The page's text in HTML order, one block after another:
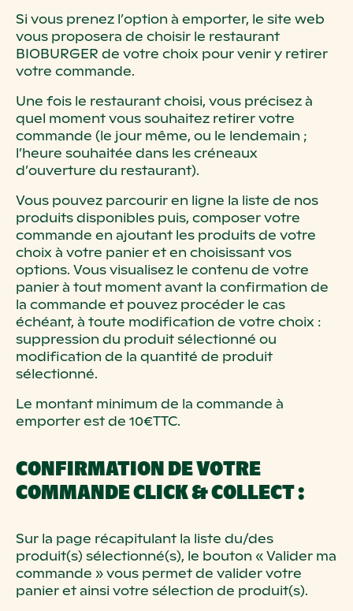
Si vous prenez l’option à emporter, le site web
vous proposera de choisir le restaurant
BIOBURGER de votre choix pour venir y retirer
votre commande.
Une fois le restaurant choisi, vous précisez à
quel moment vous souhaitez retirer votre
commande (le jour même, ou le lendemain ;
l’heure souhaitée dans les créneaux
d’ouverture du restaurant).
Vous pouvez parcourir en ligne la liste de nos
produits disponibles puis, composer votre
commande en ajoutant les produits de votre
choix à votre panier et en choisissant vos
options. Vous visualisez le contenu de votre
panier à tout moment avant la confirmation de
la commande et pouvez procéder le cas
échéant, à toute modification de votre choix :
suppression du produit sélectionné ou
modification de la quantité de produit
sélectionné.
Le montant minimum de la commande à
emporter est de 10€TTC.
CONFIRMATION DE VOTRE
COMMANDE CLICK & COLLECT :
Sur la page récapitulant la liste du/des
produit(s) sélectionné(s), le bouton « Valider ma
commande » vous permet de valider votre
panier et ainsi votre sélection de produit(s).